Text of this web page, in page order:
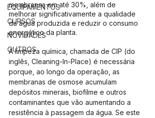
EQUIPAMENTOS
CURSOS
NOVIDADES
OUTROS
membranas em até 30%, além de
melhorar significativamente a qualidade
da água produzida e reduzir o consumo
energético da planta.
A limpeza química, chamada de CIP (do
inglês, Cleaning-In-Place) é necessária
porque, ao longo da operação, as
membranas de osmose acumulam
depósitos minerais, biofilme e outros
contaminantes que vão aumentando a
resistência à passagem da água. Se este